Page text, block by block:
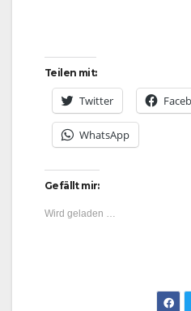
Teilen mit:
Twitter
WhatsApp
Gefällt mir:
Wird geladen …